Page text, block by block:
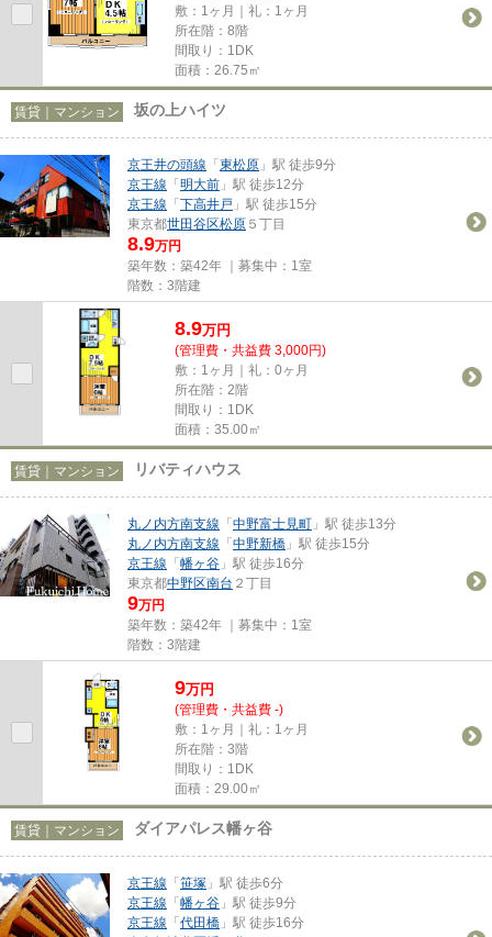
敷：1ヶ月｜礼：1ヶ月
所在階：8階
間取り：1DK
面積：26.75㎡
賃貸｜マンション 坂の上ハイツ
京王井の頭線 「東松原 」駅 徒歩9分
京王線 「明大前 」駅 徒歩12分
京王線 「下高井戸 」駅 徒歩15分
東京都世田谷区松原 ５丁目
8.9万円
築年数：築42年 ｜募集中： 1室
階数：3階建
8.9万円
(管理費・共益費 3,000円)
敷：1ヶ月｜礼：0ヶ月
所在階：2階
間取り：1DK
面積：35.00㎡
賃貸｜マンション リバティハウス
丸ノ内方南支線 「中野富士見町 」駅 徒歩13分
丸ノ内方南支線 「中野新橋 」駅 徒歩15分
京王線 「幡ヶ谷 」駅 徒歩16分
東京都中野区南台 ２丁目
9万円
築年数：築42年 ｜募集中： 1室
階数：3階建
9万円
(管理費・共益費 -)
敷：1ヶ月｜礼：1ヶ月
所在階：3階
間取り：1DK
面積：29.00㎡
賃貸｜マンション ダイアパレス幡ヶ谷
京王線 「笹塚 」駅 徒歩6分
京王線 「幡ヶ谷 」駅 徒歩9分
京王線 「代田橋 」駅 徒歩16分